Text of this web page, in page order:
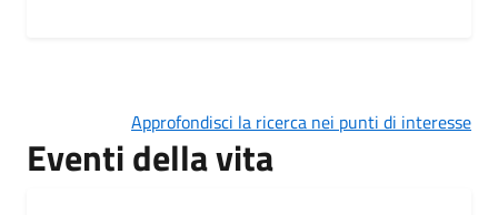
Approfondisci la ricerca nei punti di interesse
Eventi della vita